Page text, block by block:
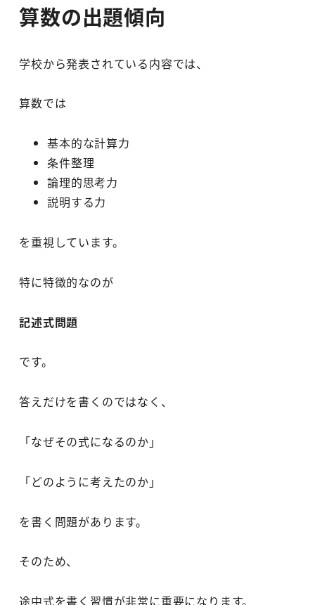
算数の出題傾向
学校から発表されている内容では、
算数では
基本的な計算力
条件整理
論理的思考力
説明する力
を重視しています。
特に特徴的なのが
記述式問題
です。
答えだけを書くのではなく、
「なぜその式になるのか」
「どのように考えたのか」
を書く問題があります。
そのため、
途中式を書く習慣が非常に重要になります。